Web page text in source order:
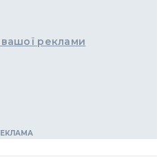
реклами